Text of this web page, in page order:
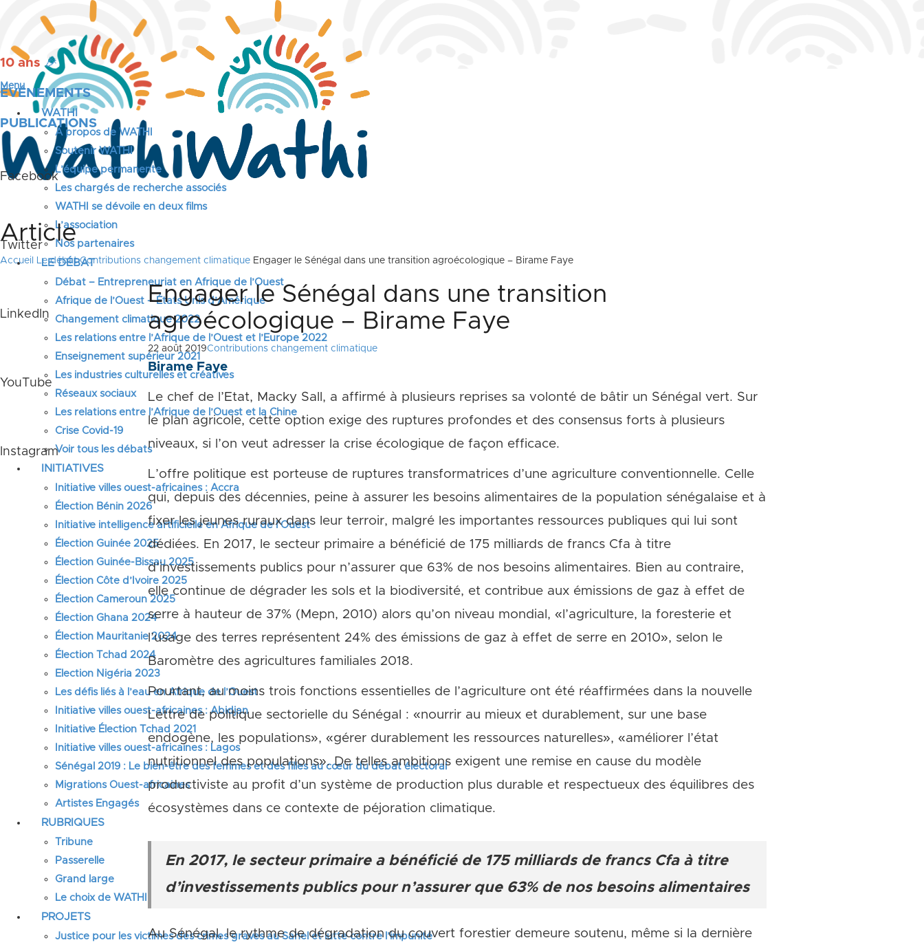
10 ans 🎉
ÉVÉNEMENTS
PUBLICATIONS
Facebook
Twitter
LinkedIn
YouTube
Instagram
Menu
WATHI
A propos de WATHI
Soutenir WATHI
L’équipe permanente
Les chargés de recherche associés
WATHI se dévoile en deux films
L’association
Nos partenaires
LE DÉBAT
Débat – Entrepreneuriat en Afrique de l’Ouest
Afrique de l’Ouest – États Unis d’Amérique
Changement climatique 2022
Les relations entre l’Afrique de l’Ouest et l’Europe 2022
Enseignement supérieur 2021
Les industries culturelles et créatives
Réseaux sociaux
Les relations entre l’Afrique de l’Ouest et la Chine
Crise Covid-19
Voir tous les débats
INITIATIVES
Initiative villes ouest-africaines : Accra
Élection Bénin 2026
Initiative intelligence artificielle en Afrique de l’Ouest
Élection Guinée 2025
Élection Guinée-Bissau 2025
Élection Côte d’Ivoire 2025
Élection Cameroun 2025
Élection Ghana 2024
Élection Mauritanie 2024
Élection Tchad 2024
Election Nigéria 2023
Les défis liés à l’eau en Afrique de l’Ouest
Initiative villes ouest-africaines : Abidjan
Initiative Élection Tchad 2021
Initiative villes ouest-africaines : Lagos
Sénégal 2019 : Le bien-être des femmes et des filles au cœur du débat électoral
Migrations Ouest-africaines
Artistes Engagés
RUBRIQUES
Tribune
Passerelle
Grand large
Le choix de WATHI
PROJETS
Justice pour les victimes des crimes graves au Sahel et lutte contre l’impunité
Article
Accueil Le débat Contributions changement climatique Engager le Sénégal dans une transition agroécologique – Birame Faye
Engager le Sénégal dans une transition
agroécologique – Birame Faye
22 août 2019Contributions changement climatique
Birame Faye
Le chef de l’Etat, Macky Sall, a affirmé à plusieurs reprises sa volonté de bâtir un Sénégal vert. Sur
le plan agricole, cette option exige des ruptures profondes et des consensus forts à plusieurs
niveaux, si l’on veut adresser la crise écologique de façon efficace.
L’offre politique est porteuse de ruptures transformatrices d’une agriculture conventionnelle. Celle
qui, depuis des décennies, peine à assurer les besoins alimentaires de la population sénégalaise et à
fixer les jeunes ruraux dans leur terroir, malgré les importantes ressources publiques qui lui sont
dédiées. En 2017, le secteur primaire a bénéficié de 175 milliards de francs Cfa à titre
d’investissements publics pour n’assurer que 63% de nos besoins alimentaires. Bien au contraire,
elle continue de dégrader les sols et la biodiversité, et contribue aux émissions de gaz à effet de
serre à hauteur de 37% (Mepn, 2010) alors qu’on niveau mondial, «l’agriculture, la foresterie et
l’usage des terres représentent 24% des émissions de gaz à effet de serre en 2010», selon le
Baromètre des agricultures familiales 2018.
Pourtant, au moins trois fonctions essentielles de l’agriculture ont été réaffirmées dans la nouvelle
Lettre de politique sectorielle du Sénégal : «nourrir au mieux et durablement, sur une base
endogène, les populations», «gérer durablement les ressources naturelles», «améliorer l’état
nutritionnel des populations». De telles ambitions exigent une remise en cause du modèle
productiviste au profit d’un système de production plus durable et respectueux des équilibres des
écosystèmes dans ce contexte de péjoration climatique.
En 2017, le secteur primaire a bénéficié de 175 milliards de francs Cfa à titre
d’investissements publics pour n’assurer que 63% de nos besoins alimentaires
Au Sénégal, le rythme de dégradation du couvert forestier demeure soutenu, même si la dernière